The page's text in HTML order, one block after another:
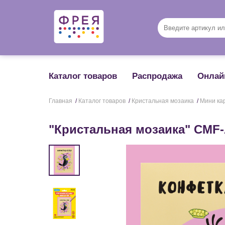
Каталог товаров Распродажа
Главная / Каталог товаров / Кристальная мозаика / Мини
"Кристальная мозаика"